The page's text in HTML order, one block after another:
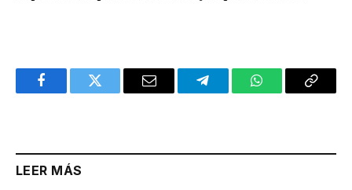
FacebookTwitter Email TelegramWhatsAppCopy
LEER MÁS